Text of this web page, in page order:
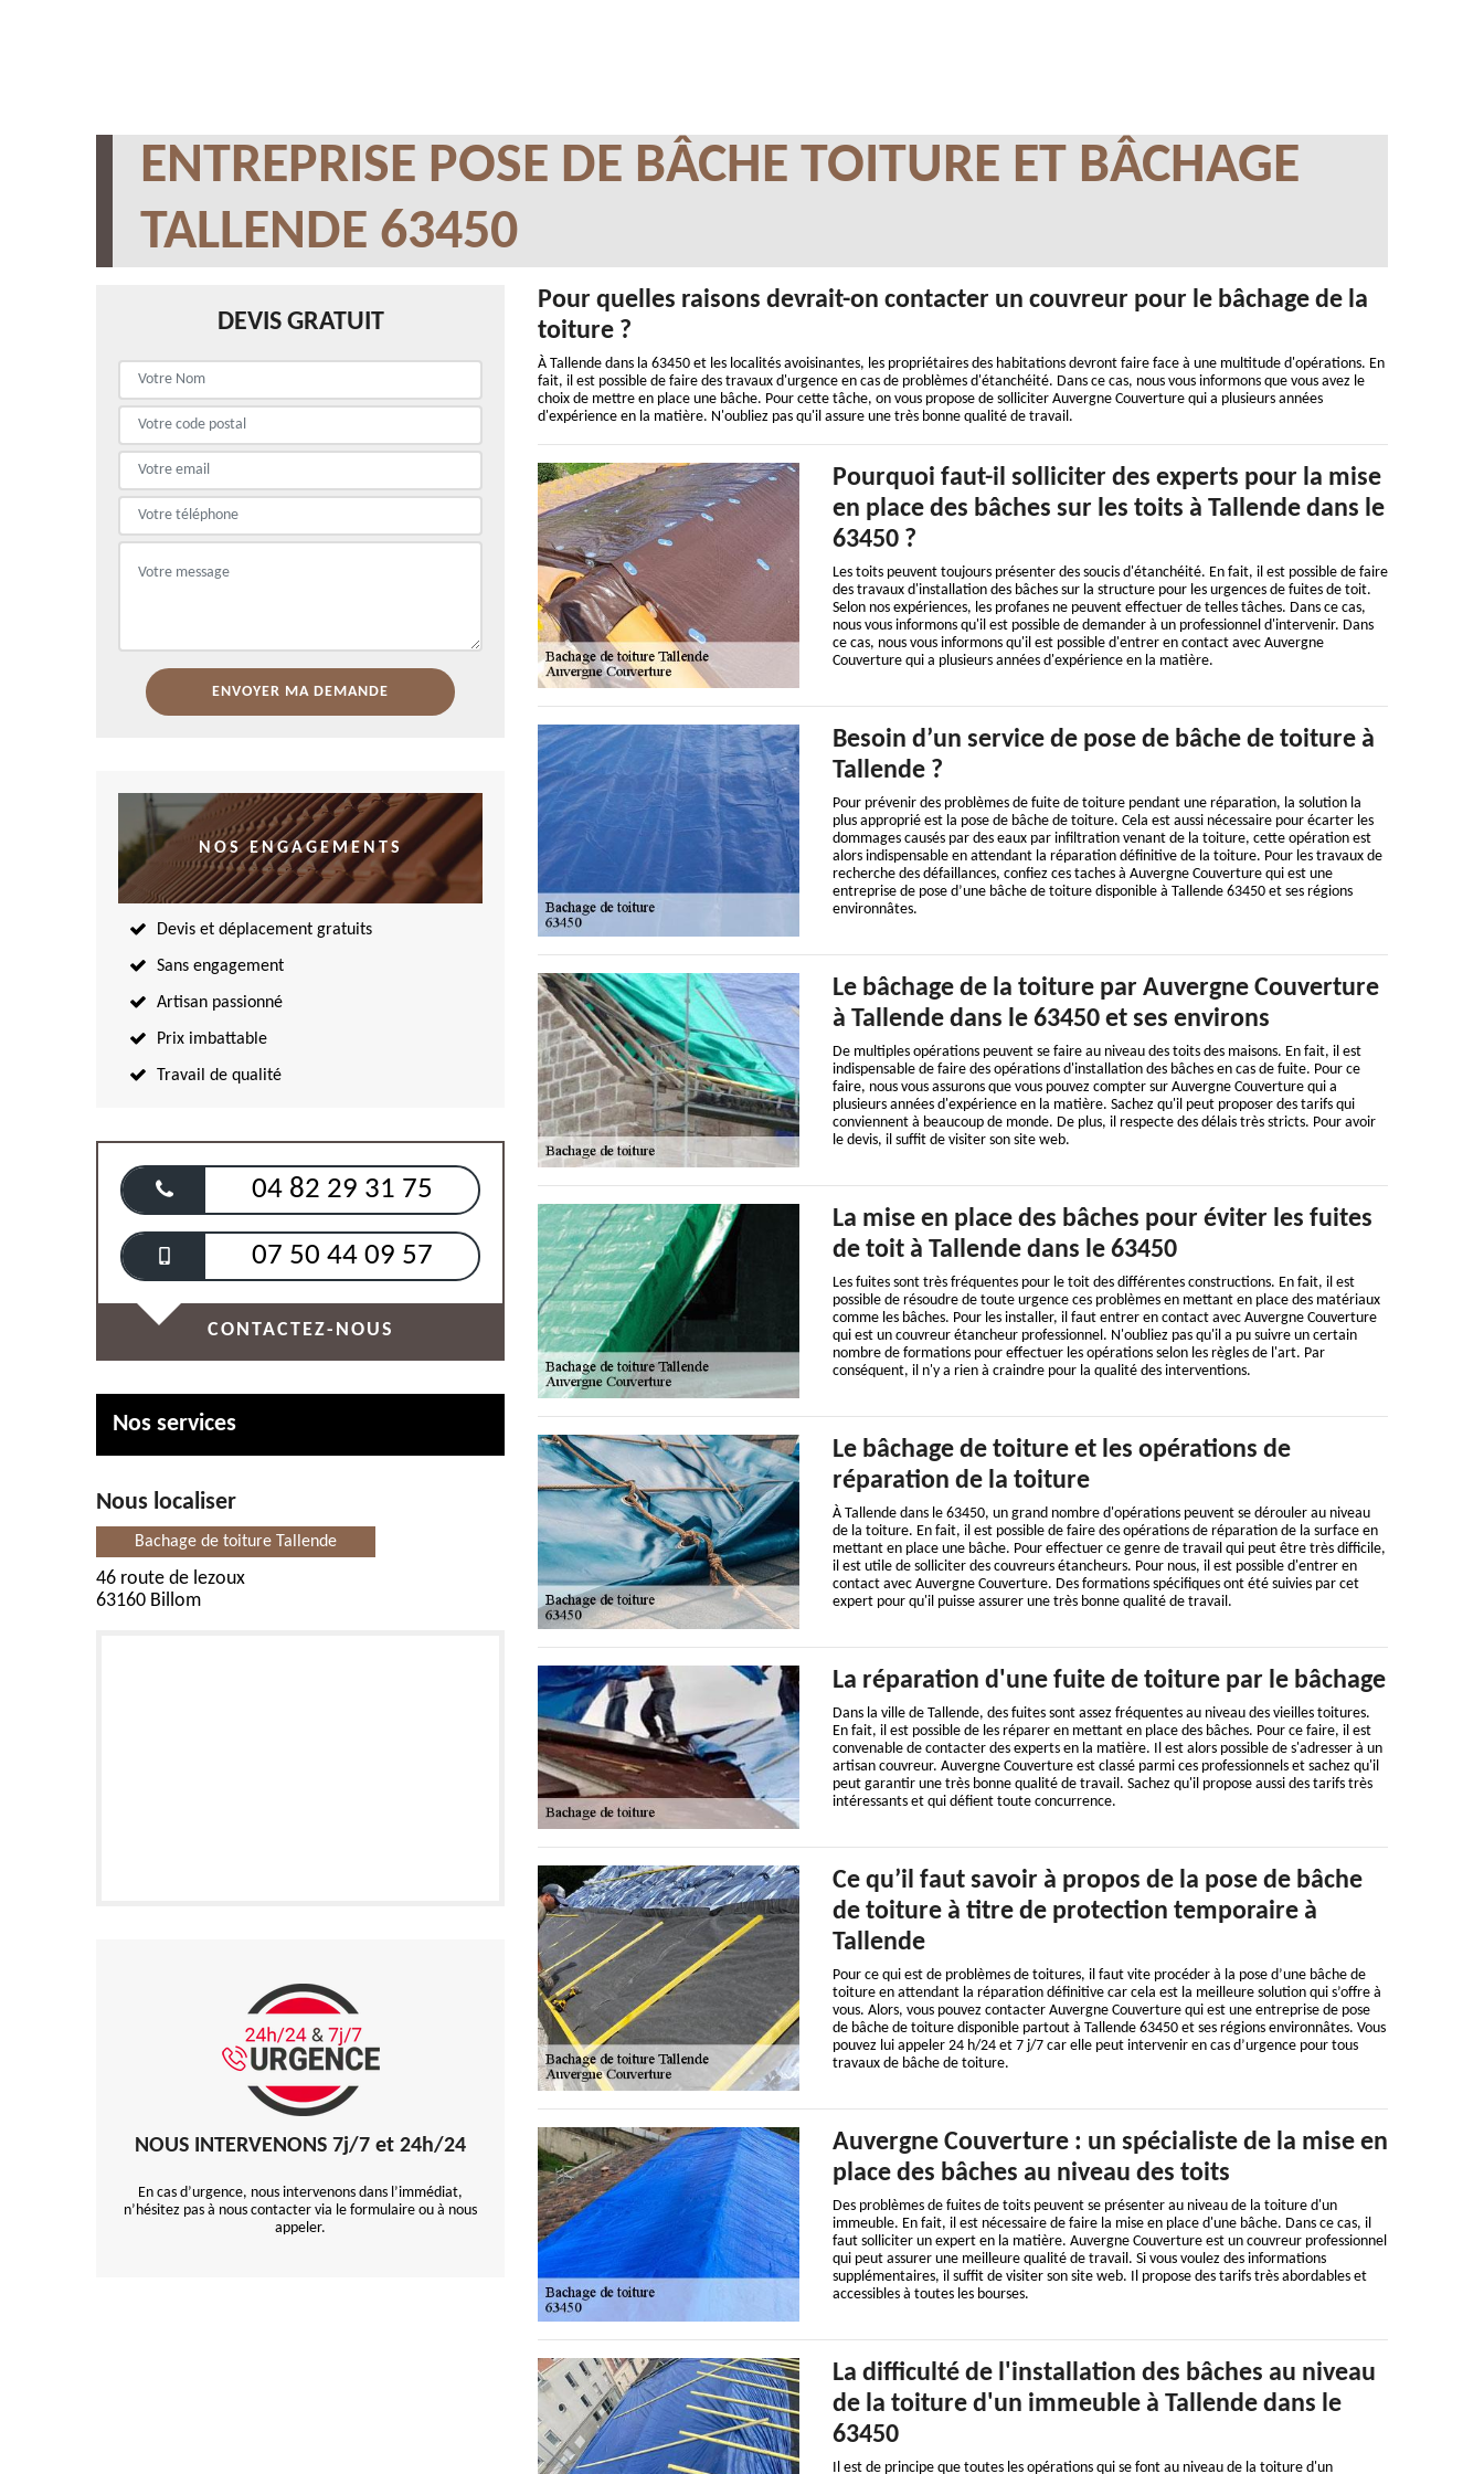
ENTREPRISE POSE DE BÂCHE TOITURE ET BÂCHAGE
TALLENDE 63450
DEVIS GRATUIT
NOS ENGAGEMENTS
Devis et déplacement gratuits
Sans engagement
Artisan passionné
Prix imbattable
Travail de qualité
04 82 29 31 75
07 50 44 09 57
CONTACTEZ-NOUS
Nos services
Nous localiser
Bachage de toiture Tallende
46 route de lezoux
63160 Billom
NOUS INTERVENONS 7j/7 et 24h/24
En cas d’urgence, nous intervenons dans l’immédiat,
n’hésitez pas à nous contacter via le formulaire ou à nous
appeler.
Pour quelles raisons devrait-on contacter un couvreur pour le bâchage de la
toiture ?
À Tallende dans la 63450 et les localités avoisinantes, les propriétaires des habitations devront faire face à une multitude d'opérations. En
fait, il est possible de faire des travaux d'urgence en cas de problèmes d'étanchéité. Dans ce cas, nous vous informons que vous avez le
choix de mettre en place une bâche. Pour cette tâche, on vous propose de solliciter Auvergne Couverture qui a plusieurs années
d'expérience en la matière. N'oubliez pas qu'il assure une très bonne qualité de travail.
Pourquoi faut-il solliciter des experts pour la mise
en place des bâches sur les toits à Tallende dans le
63450 ?
Les toits peuvent toujours présenter des soucis d'étanchéité. En fait, il est possible de faire
des travaux d'installation des bâches sur la structure pour les urgences de fuites de toit.
Selon nos expériences, les profanes ne peuvent effectuer de telles tâches. Dans ce cas,
nous vous informons qu'il est possible de demander à un professionnel d'intervenir. Dans
ce cas, nous vous informons qu'il est possible d'entrer en contact avec Auvergne
Couverture qui a plusieurs années d'expérience en la matière.
Besoin d’un service de pose de bâche de toiture à
Tallende ?
Pour prévenir des problèmes de fuite de toiture pendant une réparation, la solution la
plus approprié est la pose de bâche de toiture. Cela est aussi nécessaire pour écarter les
dommages causés par des eaux par infiltration venant de la toiture, cette opération est
alors indispensable en attendant la réparation définitive de la toiture. Pour les travaux de
recherche des défaillances, confiez ces taches à Auvergne Couverture qui est une
entreprise de pose d’une bâche de toiture disponible à Tallende 63450 et ses régions
environnâtes.
Le bâchage de la toiture par Auvergne Couverture
à Tallende dans le 63450 et ses environs
De multiples opérations peuvent se faire au niveau des toits des maisons. En fait, il est
indispensable de faire des opérations d'installation des bâches en cas de fuite. Pour ce
faire, nous vous assurons que vous pouvez compter sur Auvergne Couverture qui a
plusieurs années d'expérience en la matière. Sachez qu'il peut proposer des tarifs qui
conviennent à beaucoup de monde. De plus, il respecte des délais très stricts. Pour avoir
le devis, il suffit de visiter son site web.
La mise en place des bâches pour éviter les fuites
de toit à Tallende dans le 63450
Les fuites sont très fréquentes pour le toit des différentes constructions. En fait, il est
possible de résoudre de toute urgence ces problèmes en mettant en place des matériaux
comme les bâches. Pour les installer, il faut entrer en contact avec Auvergne Couverture
qui est un couvreur étancheur professionnel. N'oubliez pas qu'il a pu suivre un certain
nombre de formations pour effectuer les opérations selon les règles de l'art. Par
conséquent, il n'y a rien à craindre pour la qualité des interventions.
Le bâchage de toiture et les opérations de
réparation de la toiture
À Tallende dans le 63450, un grand nombre d'opérations peuvent se dérouler au niveau
de la toiture. En fait, il est possible de faire des opérations de réparation de la surface en
mettant en place une bâche. Pour effectuer ce genre de travail qui peut être très difficile,
il est utile de solliciter des couvreurs étancheurs. Pour nous, il est possible d'entrer en
contact avec Auvergne Couverture. Des formations spécifiques ont été suivies par cet
expert pour qu'il puisse assurer une très bonne qualité de travail.
La réparation d'une fuite de toiture par le bâchage
Dans la ville de Tallende, des fuites sont assez fréquentes au niveau des vieilles toitures.
En fait, il est possible de les réparer en mettant en place des bâches. Pour ce faire, il est
convenable de contacter des experts en la matière. Il est alors possible de s'adresser à un
artisan couvreur. Auvergne Couverture est classé parmi ces professionnels et sachez qu'il
peut garantir une très bonne qualité de travail. Sachez qu'il propose aussi des tarifs très
intéressants et qui défient toute concurrence.
Ce qu’il faut savoir à propos de la pose de bâche
de toiture à titre de protection temporaire à
Tallende
Pour ce qui est de problèmes de toitures, il faut vite procéder à la pose d’une bâche de
toiture en attendant la réparation définitive car cela est la meilleure solution qui s’offre à
vous. Alors, vous pouvez contacter Auvergne Couverture qui est une entreprise de pose
de bâche de toiture disponible partout à Tallende 63450 et ses régions environnâtes. Vous
pouvez lui appeler 24 h/24 et 7 j/7 car elle peut intervenir en cas d’urgence pour tous
travaux de bâche de toiture.
Auvergne Couverture : un spécialiste de la mise en
place des bâches au niveau des toits
Des problèmes de fuites de toits peuvent se présenter au niveau de la toiture d'un
immeuble. En fait, il est nécessaire de faire la mise en place d'une bâche. Dans ce cas, il
faut solliciter un expert en la matière. Auvergne Couverture est un couvreur professionnel
qui peut assurer une meilleure qualité de travail. Si vous voulez des informations
supplémentaires, il suffit de visiter son site web. Il propose des tarifs très abordables et
accessibles à toutes les bourses.
La difficulté de l'installation des bâches au niveau
de la toiture d'un immeuble à Tallende dans le
63450
Il est de principe que toutes les opérations qui se font au niveau de la toiture d'un